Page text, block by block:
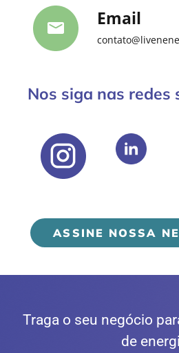
Email
Nos siga nas redes
ASSINE NOSSA
Traga o seu negócio
de